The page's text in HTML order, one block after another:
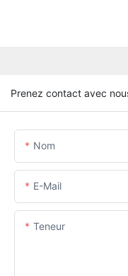
Prenez contact avec
Nom
E-Mail
Teneur